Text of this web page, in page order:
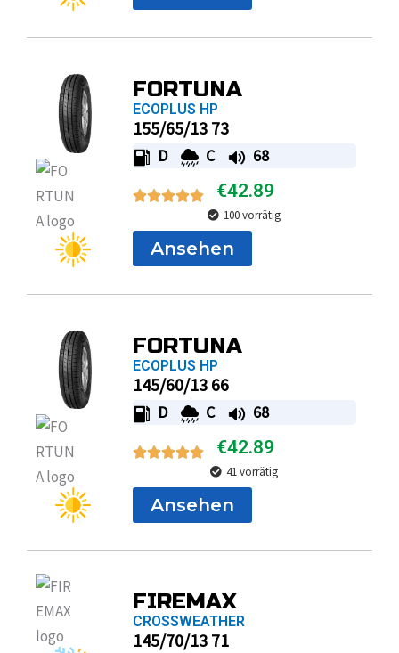
FORTUNA
ECOPLUS HP
155/65/13 73
D C 68
€42.89
100 vorrätig
Ansehen
FORTUNA
ECOPLUS HP
145/60/13 66
D C 68
€42.89
41 vorrätig
Ansehen
FIREMAX
CROSSWEATHER
145/70/13 71